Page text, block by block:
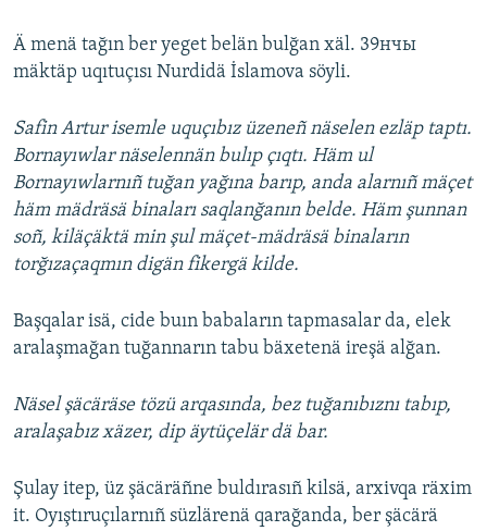
Ä menä tağın ber yeget belän bulğan xäl. 39нчы
mäktäp uqıtuçısı Nurdidä İslamova söyli.
Safin Artur isemle uquçıbız üzeneñ näselen ezläp taptı.
Bornayıwlar näselennän bulıp çıqtı. Häm ul
Bornayıwlarnıñ tuğan yağına barıp, anda alarnıñ mäçet
häm mädräsä binaları saqlanğanın belde. Häm şunnan
soñ, kiläçäktä min şul mäçet-mädräsä binaların
torğızaçaqmın digän fikergä kilde.
Başqalar isä, cide buın babaların tapmasalar da, elek
aralaşmağan tuğannarın tabu bäxetenä ireşä alğan.
Näsel şäcäräse tözü arqasında, bez tuğanıbıznı tabıp,
aralaşabız xäzer, dip äytüçelär dä bar.
Şulay itep, üz şäcäräñne buldırasıñ kilsä, arxivqa räxim
it. Oyıştıruçılarnıñ süzlärenä qarağanda, ber şäcärä